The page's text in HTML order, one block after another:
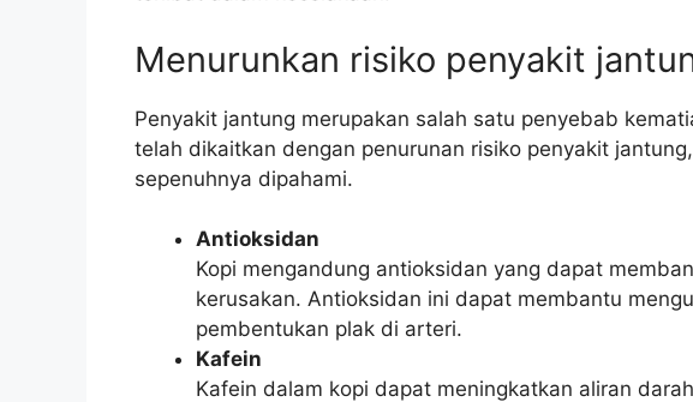
Menurunkan risiko penyakit
Penyakit jantung merupakan salah satu penyebab
telah dikaitkan dengan penurunan risiko penyakit
sepenuhnya dipahami.
Antioksidan
Kopi mengandung antioksidan yang dapat
kerusakan. Antioksidan ini dapat membantu
pembentukan plak di arteri.
Kafein
Kafein dalam kopi dapat meningkatkan aliran